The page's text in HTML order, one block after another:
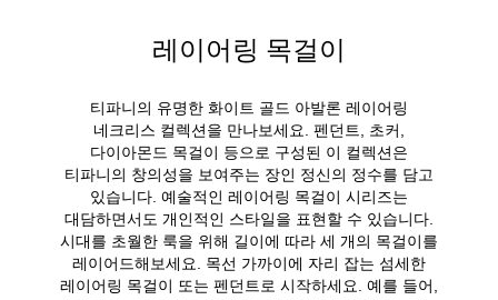
레이어링 목걸이
티파니의 유명한 화이트 골드 아발론 레이어링
네크리스 컬렉션을 만나보세요. 펜던트, 초커,
다이아몬드 목걸이 등으로 구성된 이 컬렉션은
티파니의 창의성을 보여주는 장인 정신의 정수를 담고
있습니다. 예술적인 레이어링 목걸이 시리즈는
대담하면서도 개인적인 스타일을 표현할 수 있습니다.
시대를 초월한 룩을 위해 길이에 따라 세 개의 목걸이를
레이어드해보세요. 목선 가까이에 자리 잡는 섬세한
레이어링 목걸이 또는 펜던트로 시작하세요. 예를 들어,